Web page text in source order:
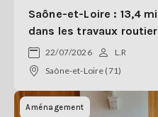
Saône-et-Loire : 13,4
dans les travaux
22/07/2026
L.R
Saône-et-Loire (71)
Aménagement